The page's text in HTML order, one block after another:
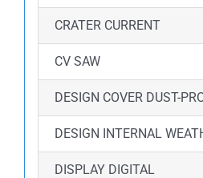
CRATER CURRENT
CV SAW
DESIGN COVER DUST-
DESIGN INTERNAL
DISPLAY DIGITAL